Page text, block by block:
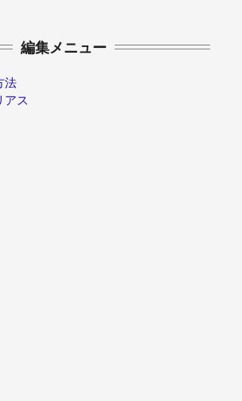
編集メニュー
法
アス